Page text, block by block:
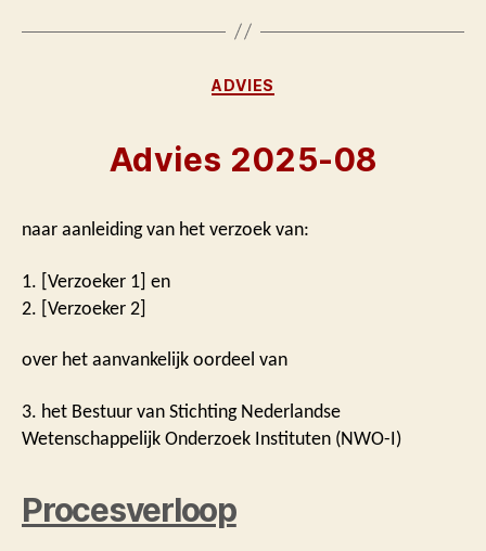
Categorieën
ADVIES
Advies 2025-08
naar aanleiding van het verzoek van:
1. [Verzoeker 1] en
2. [Verzoeker 2]
over het aanvankelijk oordeel van
3. het Bestuur van Stichting Nederlandse
Wetenschappelijk Onderzoek Instituten (NWO-I)
Procesverloop